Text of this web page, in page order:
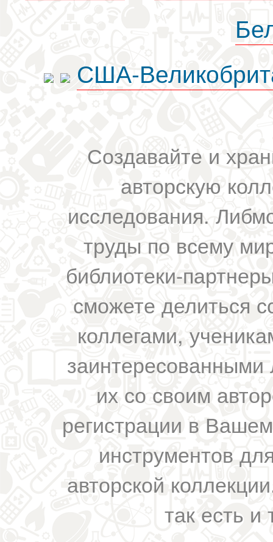
США-
Создавайте и
авторскую
исследования.
труды по всему
библиотеки-
сможете делиться
коллегами,
их со своим
регистрации в
инструментов
авторской
так есть и